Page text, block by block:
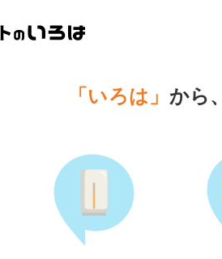
「いろは」 から、